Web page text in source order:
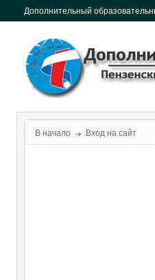
Дополнительный
В начало Вход на сайт